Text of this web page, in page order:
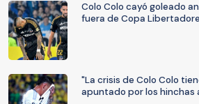
Colo Colo cayó goleado
fuera de Copa
"La crisis de Colo Colo
apuntado por los hinchas